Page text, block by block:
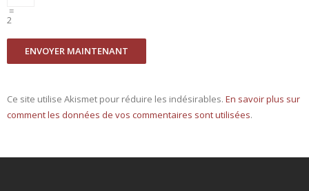
=
2
Ce site utilise Akismet pour réduire les indésirables. En savoir plus sur
comment les données de vos commentaires sont utilisées.